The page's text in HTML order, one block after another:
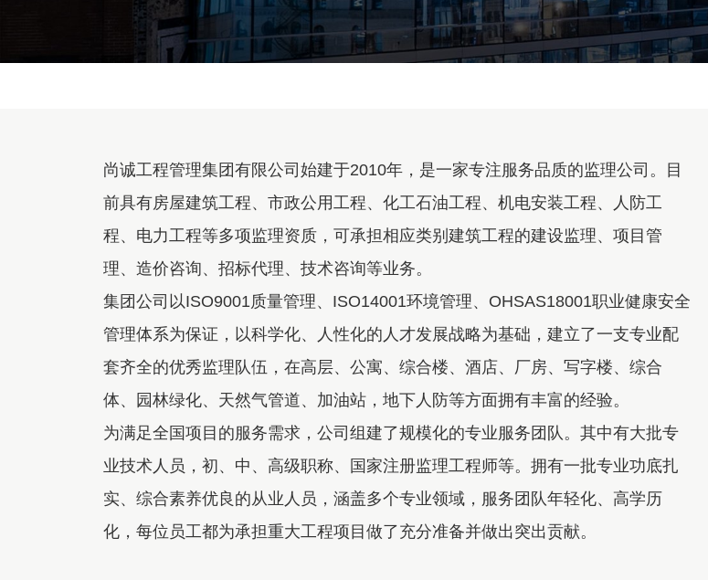
尚诚工程管理集团有限公司始建于2010年，是一家专注服务品质的监理公司。目
前具有房屋建筑工程、市政公用工程、化工石油工程、机电安装工程、人防工
程、电力工程等多项监理资质，可承担相应类别建筑工程的建设监理、项目管
理、造价咨询、招标代理、技术咨询等业务。
集团公司以ISO9001质量管理、ISO14001环境管理、OHSAS18001职业健康安全
管理体系为保证，以科学化、人性化的人才发展战略为基础，建立了一支专业配
套齐全的优秀监理队伍，在高层、公寓、综合楼、酒店、厂房、写字楼、综合
体、园林绿化、天然气管道、加油站，地下人防等方面拥有丰富的经验。
为满足全国项目的服务需求，公司组建了规模化的专业服务团队。其中有大批专
业技术人员，初、中、高级职称、国家注册监理工程师等。拥有一批专业功底扎
实、综合素养优良的从业人员，涵盖多个专业领域，服务团队年轻化、高学历
化，每位员工都为承担重大工程项目做了充分准备并做出突出贡献。